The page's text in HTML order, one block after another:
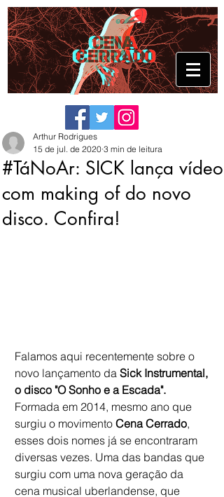
#TáNoAr: SICK lança vídeo
com making of do novo
disco. Confira!
Arthur Rodrigues
15 de jul. de 2020 3 min de leitura
Falamos aqui recentemente sobre o
novo lançamento da Sick Instrumental,
o disco "O Sonho e a Escada".
Formada em 2014, mesmo ano que
surgiu o movimento Cena Cerrado,
esses dois nomes já se encontraram
diversas vezes. Uma das bandas que
surgiu com uma nova geração da
cena musical uberlandense, que